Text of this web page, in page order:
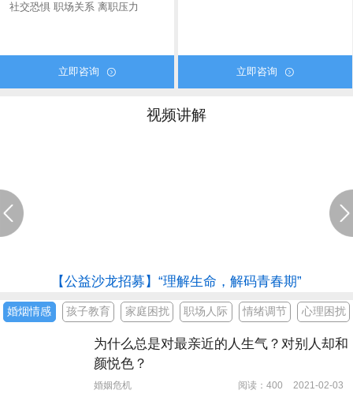
社交恐惧 职场关系 离职压力
立即咨询  立即咨询 
视频讲解
【公益沙龙招募】“理解生命，解码青春期”
婚烟情感 孩子教育 家庭困扰 职场人际 情绪调节 心理困扰
为什么总是对最亲近的人生气？对别人却和
颜悦色？
婚姻危机 阅读：400 2021-02-03